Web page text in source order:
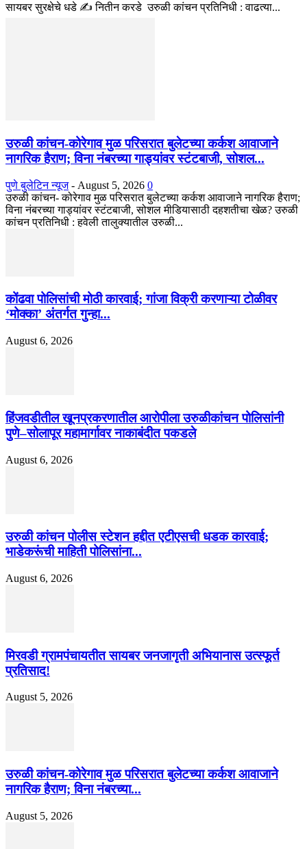
सायबर सुरक्षेचे धडे ✍️ नितीन करडे उरुळी कांचन प्रतिनिधी : वाढत्या...
उरुळी कांचन-कोरेगाव मुळ परिसरात बुलेटच्या कर्कश आवाजाने
नागरिक हैराण; विना नंबरच्या गाड्यांवर स्टंटबाजी, सोशल...
पुणे बुलेटिन न्यूज - August 5, 2026 0
उरुळी कांचन- कोरेगाव मुळ परिसरात बुलेटच्या कर्कश आवाजाने नागरिक हैराण;
विना नंबरच्या गाड्यांवर स्टंटबाजी, सोशल मीडियासाठी दहशतीचा खेळ? उरुळी
कांचन प्रतिनिधी : हवेली तालुक्यातील उरुळी...
कोंढवा पोलिसांची मोठी कारवाई; गांजा विक्री करणाऱ्या टोळीवर
‘मोक्का’ अंतर्गत गुन्हा...
August 6, 2026
हिंजवडीतील खूनप्रकरणातील आरोपीला उरुळीकांचन पोलिसांनी
पुणे–सोलापूर महामार्गावर नाकाबंदीत पकडले
August 6, 2026
उरुळी कांचन पोलीस स्टेशन हद्दीत एटीएसची धडक कारवाई;
भाडेकरूंची माहिती पोलिसांना...
August 6, 2026
मिरवडी ग्रामपंचायतीत सायबर जनजागृती अभियानास उत्स्फूर्त
प्रतिसाद!
August 5, 2026
उरुळी कांचन-कोरेगाव मुळ परिसरात बुलेटच्या कर्कश आवाजाने
नागरिक हैराण; विना नंबरच्या...
August 5, 2026